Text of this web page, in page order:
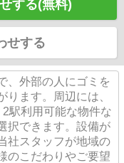
する(無料)
せする
、外部の人にゴミを
ります。周辺には、
駅利用可能な物件な
択できます。設備が
社スタッフが地域の
のこだわりやご要望